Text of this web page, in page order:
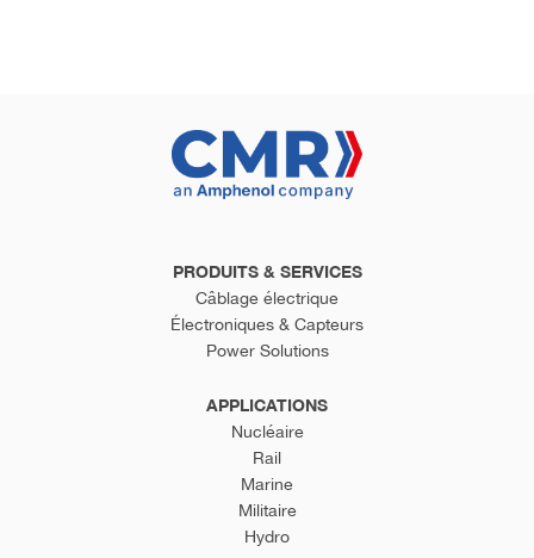
PRODUITS & SERVICES
Câblage électrique
Électroniques & Capteurs
Power Solutions
APPLICATIONS
Nucléaire
Rail
Marine
Militaire
Hydro